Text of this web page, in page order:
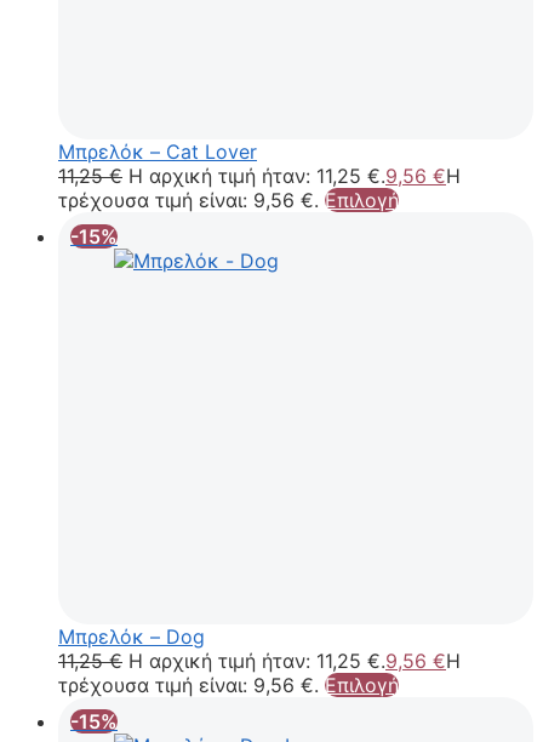
Μπρελόκ – Cat Lover
11,25€ Η αρχική τιμή ήταν: 11,25 €.9,56 €Η
τρέχουσα τιμή είναι: 9,56 €. Επιλογή
-15%
Μπρελόκ – Dog
11,25€ Η αρχική τιμή ήταν: 11,25 €.9,56 €Η
τρέχουσα τιμή είναι: 9,56 €. Επιλογή
-15%